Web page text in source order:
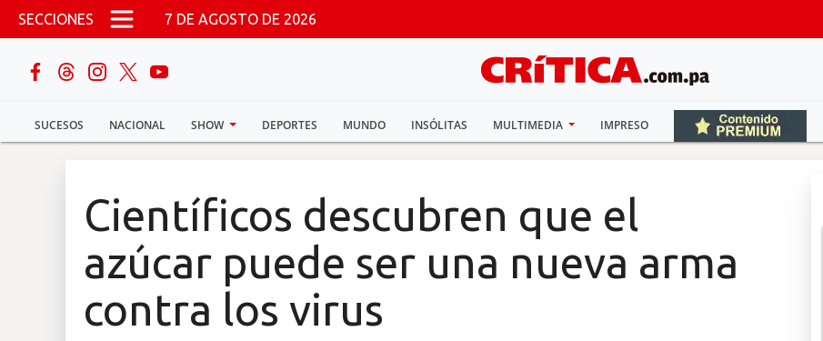
Pasar al contenido principal
SECCIONES 7 DE AGOSTO DE 2026
SUCESOS NACIONAL SHOW DEPORTES MUNDO INSÓLITAS MULTIMEDIA IMPRESO
buscar
Sucesos
Científicos descubren que el
azúcar puede ser una nueva arma
contra los virus